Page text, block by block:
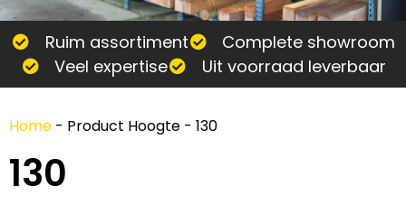
Ruim assortiment
Complete showroom
Veel expertise
Uit voorraad leverbaar
Home - Product Hoogte - 130
130